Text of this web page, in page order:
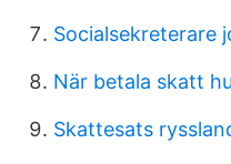
Socialsekreterare
När betala skatt
Skattesats